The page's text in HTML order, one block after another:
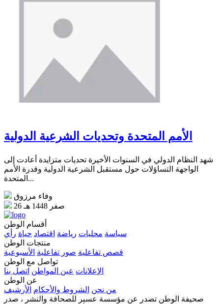
الأمم المتحدة وتحديات الشرعية الدولية
شهد النظام الدولي في السنوات الأخيرة تحديات متزايدة أعادت إلى
الواجهة التساؤلات حول مستقبل الشرعية الدولية وقدرة الأمم
المتحدة...
وفاء مرزوق
26 صفر 1448 هـ
أقسام الوطن
سياسة محليات رياضة اقتصاد حياة رأي
منتجات الوطن
قصص تفاعلية صور تفاعلية الأسبوعية
تواصل مع الوطن
الإعلانات عين المواطن اتصل بنا
عن الوطن
من نحن الشروط والأحكام الأرشيف
صحيفة الوطن تصدر عن مؤسسة عسير للصحافة والنشر ، صدر